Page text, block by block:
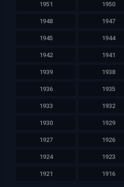
1951 1950
1948 1947
1945 1944
1942 1941
1939 1938
1936 1935
1933 1932
1930 1929
1927 1926
1924 1923
1921 1916